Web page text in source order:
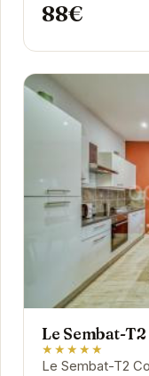
88€
Le Sembat-
★★★★★
Le Sembat-T2